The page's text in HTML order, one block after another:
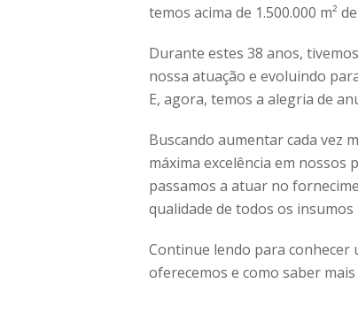
temos acima de 1.500.000 m²
Durante estes 38 anos,
nossa atuação e evoluindo
E, agora, temos a alegria de
Buscando aumentar cada vez
máxima excelência em nossos
passamos a atuar no
qualidade de todos os
Continue lendo para conhecer
oferecemos e como saber